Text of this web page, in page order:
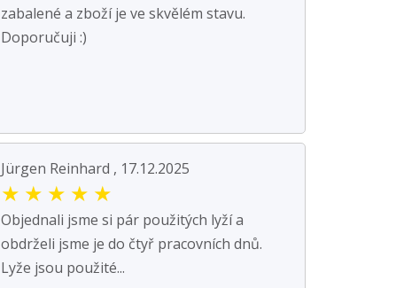
zabalené a zboží je ve skvělém stavu.
Doporučuji :)
Jürgen Reinhard , 17.12.2025
★ ★ ★ ★ ★
Objednali jsme si pár použitých lyží a
obdrželi jsme je do čtyř pracovních dnů.
Lyže jsou použité...